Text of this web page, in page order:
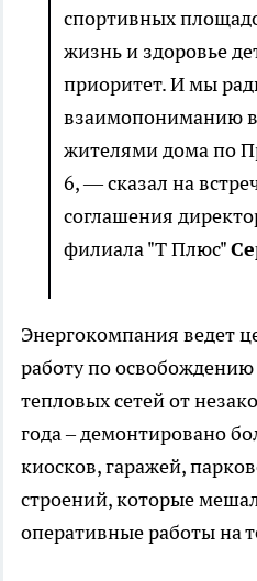
спортивных
жизнь и здоровье
приоритет. И мы
взаимопониманию в
жителями дома по
6, — сказал на
соглашения
филиала "Т Плюс"
Энергокомпания ведет
работу по
тепловых сетей от
года – демонтировано
киосков, гаражей,
строений, которые
оперативные работы на